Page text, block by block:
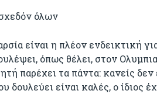
όλων
είναι η πλέον ενδεικτική
όπως θέλει, στον
παρέχει τα πάντα: κανείς δεν
δουλεύει είναι καλές, ο ίδιος